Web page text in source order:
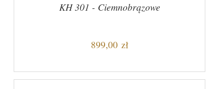
KH 301 - Ciemnobrązowe
899,00 zł